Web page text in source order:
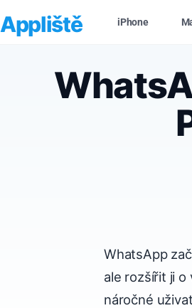
Appliště iPhone
WhatsApp
ale rozšířit ji o
náročné